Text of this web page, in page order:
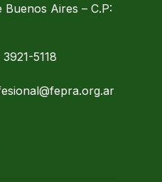
Aires – C.P:
3921-5118